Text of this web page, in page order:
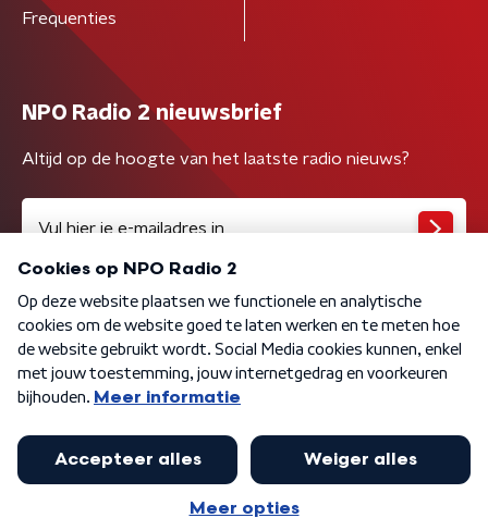
Frequenties
NPO Radio 2 nieuwsbrief
Altijd op de hoogte van het laatste radio nieuws?
Algemene voorwaarden